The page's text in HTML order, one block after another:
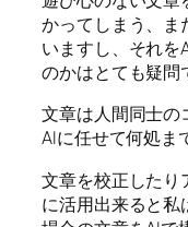
かってしまう、ま
いますし、それを
のかはとても疑問
文章は人間同士の
AIに任せて何処ま
文章を校正したり
に活用出来ると私